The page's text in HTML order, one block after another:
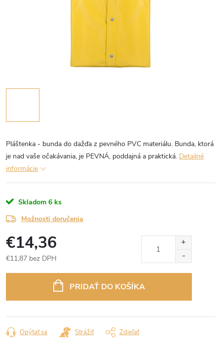
Pláštenka - bunda do dažďa z pevného PVC materiálu. Bunda, ktorá
je nad vaše očakávania, je PEVNÁ, poddajná a praktická. Detailné
informácie
Skladom 6 ks
Možnosti doručenia
€14,36
€11,87 bez DPH
PRIDAŤ DO KOŠÍKA
Opýtať sa Strážiť Zdieľať